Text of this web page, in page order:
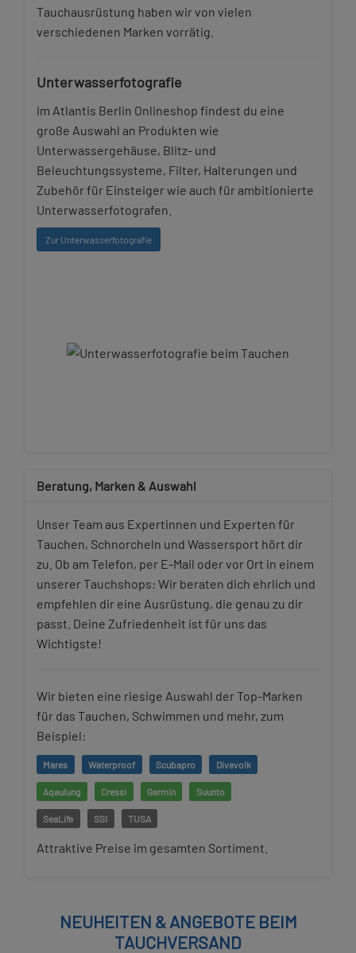
Tauchausrüstung haben wir von vielen
verschiedenen Marken vorrätig.
Unterwasserfotografie
Im Atlantis Berlin Onlineshop findest du eine
große Auswahl an Produkten wie
Unterwassergehäuse, Blitz- und
Beleuchtungssysteme, Filter, Halterungen und
Zubehör für Einsteiger wie auch für ambitionierte
Unterwasserfotografen.
Zur Unterwasserfotografie
Beratung, Marken & Auswahl
Unser Team aus Expertinnen und Experten für
Tauchen, Schnorcheln und Wassersport hört dir
zu. Ob am Telefon, per E-Mail oder vor Ort in einem
unserer Tauchshops: Wir beraten dich ehrlich und
empfehlen dir eine Ausrüstung, die genau zu dir
passt. Deine Zufriedenheit ist für uns das
Wichtigste!
Wir bieten eine riesige Auswahl der Top-Marken
für das Tauchen, Schwimmen und mehr, zum
Beispiel:
Mares Waterproof Scubapro Divevolk
Aqaulung Cressi Garmin Suunto
SeaLife SSI TUSA
Attraktive Preise im gesamten Sortiment.
NEUHEITEN & ANGEBOTE BEIM
TAUCHVERSAND